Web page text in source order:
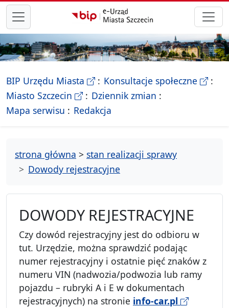
przejdź do głównego menu
BIP Urzędu Miasta - Biletyn Informacji Publicznej
Konsultacje społeczne-
Miasto Szczecin - Oficjalna strona Miasta Szczecin
Dziennik zmian
Mapa serwisu - drzewko rozdziałów
Redakcja
strona główna > stan realizacji sprawy
Dowody rejestracyjne
DOWODY REJESTRACYJNE
Czy dowód rejestracyjny jest do odbioru w
tut. Urzędzie, można sprawdzić podając
numer rejestracyjny i ostatnie pięć znaków z
numeru VIN (nadwozia/podwozia lub ramy
pojazdu – rubryki A i E w dokumentach
rejestracyjnych) na stronie info-car.pl